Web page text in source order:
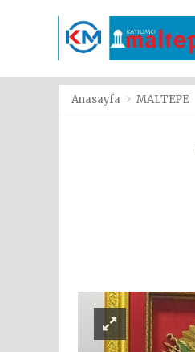
Anasayfa MALTEPE